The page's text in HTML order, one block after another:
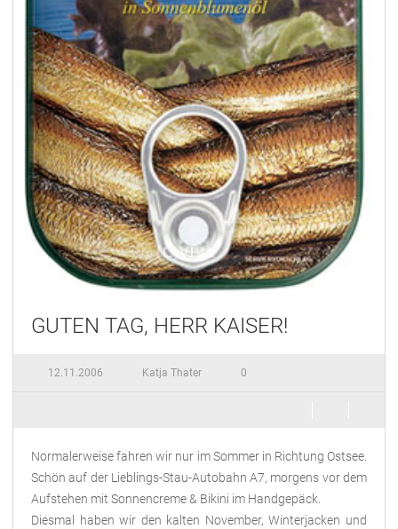
GUTEN TAG, HERR KAISER!
12.11.2006 Katja Thater 0
Normalerweise fahren wir nur im Sommer in Richtung Ostsee.
Schön auf der Lieblings-Stau-Autobahn A7, morgens vor dem
Aufstehen mit Sonnencreme & Bikini im Handgepäck.
Diesmal haben wir den kalten November, Winterjacken und